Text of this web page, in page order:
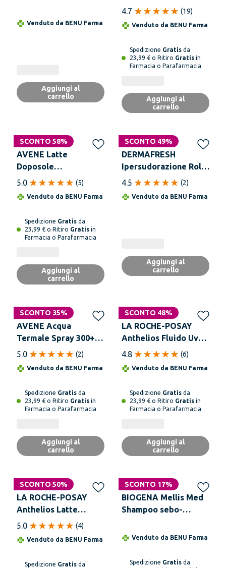
Venduto da BENU Farma
Aggiungi al
carrello
Corpo 454 g
4.7 (19)
Venduto da BENU Farma
Spedizione Gratis da
23,99 € o Ritiro Gratis in
Farmacia o Parafarmacia
Aggiungi al
carrello
SCONTO 58%
AVENE Latte
Doposole
Ristrutturante 400 ml
5.0 (5)
Venduto da BENU Farma
Spedizione Gratis da
23,99 € o Ritiro Gratis in
Farmacia o Parafarmacia
Aggiungi al
carrello
SCONTO 49%
DERMAFRESH
Ipersudorazione Roll
On 75 ml
4.5 (2)
Venduto da BENU Farma
Aggiungi al
carrello
SCONTO 35%
AVENE Acqua
Termale Spray 300+50
ml
5.0 (2)
Venduto da BENU Farma
Spedizione Gratis da
23,99 € o Ritiro Gratis in
Farmacia o Parafarmacia
Aggiungi al
carrello
SCONTO 48%
LA ROCHE-POSAY
Anthelios Fluido Uv
Antimacchie Spf50+
Solare Viso
4.8 (6)
Venduto da BENU Farma
Spedizione Gratis da
23,99 € o Ritiro Gratis in
Farmacia o Parafarmacia
Aggiungi al
carrello
SCONTO 50%
LA ROCHE-POSAY
Anthelios Latte
Solare 50+ Paper Pack
5.0 (4)
Venduto da BENU Farma
Spedizione Gratis da
SCONTO 17%
BIOGENA Mellis Med
Shampoo sebo-
Venduto da BENU Farma
Spedizione Gratis da